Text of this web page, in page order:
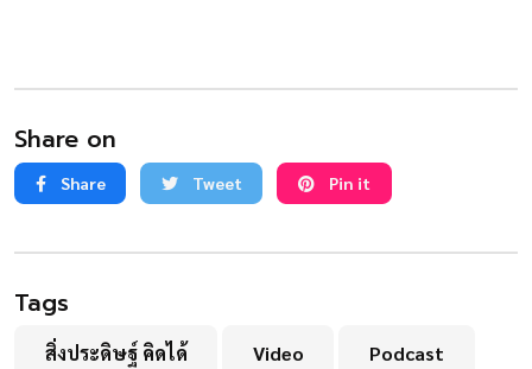
Share on
Share Tweet Pin it
Tags
สิ่งประดิษฐ์ คิดได้ Video Podcast